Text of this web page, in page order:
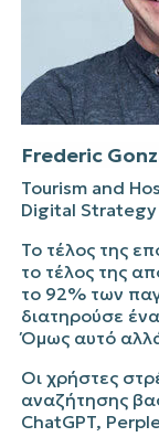
Frederic
Tourism and
Digital
Το τέλος της
το τέλος της
το 92% των
διατηρούσε
Όμως αυτό
Οι χρήστες
αναζήτησης
ChatGPT,